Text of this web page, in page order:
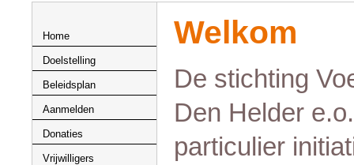
Home
Doelstelling
Beleidsplan
Aanmelden
Donaties
Vrijwilligers
Welkom
De stichting
Den Helder
particulier